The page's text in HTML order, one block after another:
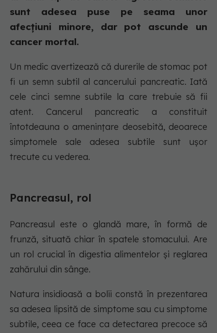
sunt adesea puse pe seama unor
afecțiuni minore, dar pot ascunde un
cancer mortal.
Un medic avertizează că durerile de stomac pot
fi un semn subtil al cancerului pancreatic. Iată
cele cinci semne subtile la care trebuie să fii
atent. Cancerul pancreatic a constituit
întotdeauna o amenințare deosebită, deoarece
simptomele sale adesea subtile sunt ușor
trecute cu vederea.
Pancreasul, rol
Pancreasul este o glandă mare, în formă de
frunză, situată chiar în spatele stomacului. Are
un rol crucial în digestia alimentelor și reglarea
zahărului din sânge.
Natura insidioasă a bolii constă în prezentarea
sa adesea lipsită de simptome sau cu simptome
subtile, ceea ce face ca detectarea precoce să